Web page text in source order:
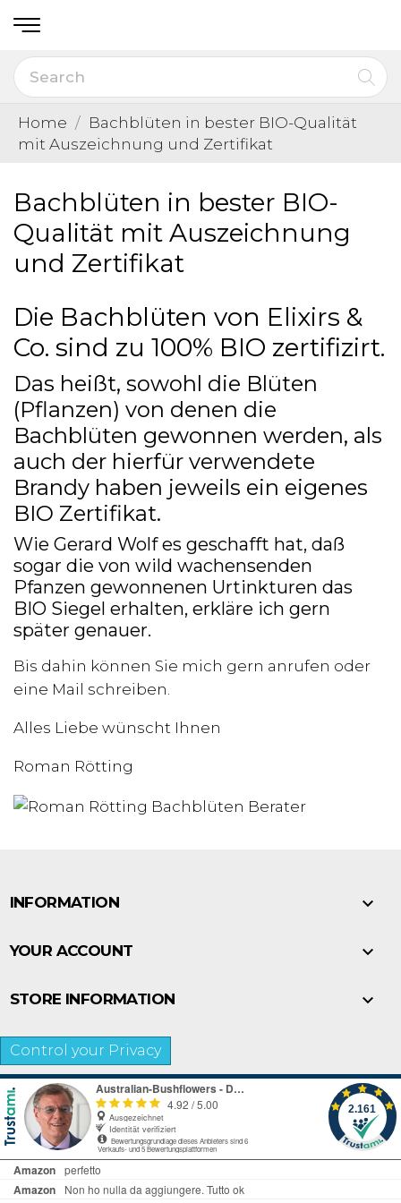
Home
Bachblüten in bester BIO-Qualität
mit Auszeichnung und Zertifikat
Bachblüten in bester BIO-
Qualität mit Auszeichnung
und Zertifikat
Die Bachblüten von Elixirs &
Co. sind zu 100% BIO zertifizirt.
Das heißt, sowohl die Blüten
(Pflanzen) von denen die
Bachblüten gewonnen werden, als
auch der hierfür verwendete
Brandy haben jeweils ein eigenes
BIO Zertifikat.
Wie Gerard Wolf es geschafft hat, daß
sogar die von wild wachensenden
Pfanzen gewonnenen Urtinkturen das
BIO Siegel erhalten, erkläre ich gern
später genauer.
Bis dahin können Sie mich gern anrufen oder
eine Mail schreiben.
Alles Liebe wünscht Ihnen
Roman Rötting
INFORMATION 
YOUR ACCOUNT 
STORE INFORMATION 
Control your Privacy